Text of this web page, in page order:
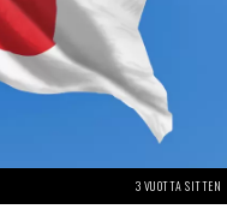
3 VUOTTA SITTEN